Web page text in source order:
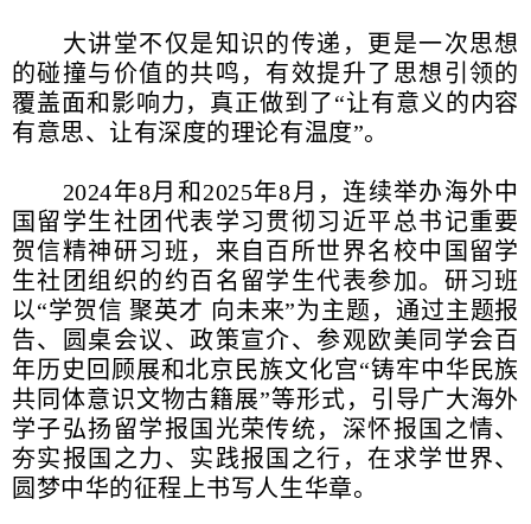
大讲堂不仅是知识的传递，更是一次思想
的碰撞与价值的共鸣，有效提升了思想引领的
覆盖面和影响力，真正做到了“让有意义的内容
有意思、让有深度的理论有温度”。
2024年8月和2025年8月，连续举办海外中
国留学生社团代表学习贯彻习近平总书记重要
贺信精神研习班，来自百所世界名校中国留学
生社团组织的约百名留学生代表参加。研习班
以“学贺信 聚英才 向未来”为主题，通过主题报
告、圆桌会议、政策宣介、参观欧美同学会百
年历史回顾展和北京民族文化宫“铸牢中华民族
共同体意识文物古籍展”等形式，引导广大海外
学子弘扬留学报国光荣传统，深怀报国之情、
夯实报国之力、实践报国之行，在求学世界、
圆梦中华的征程上书写人生华章。